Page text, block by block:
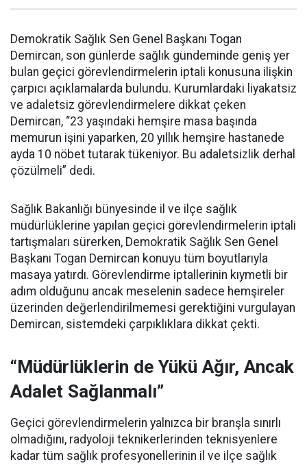
Demokratik Sağlık Sen Genel Başkanı Togan
Demircan, son günlerde sağlık gündeminde geniş yer
bulan geçici görevlendirmelerin iptali konusuna ilişkin
çarpıcı açıklamalarda bulundu. Kurumlardaki liyakatsiz
ve adaletsiz görevlendirmelere dikkat çeken
Demircan, “23 yaşındaki hemşire masa başında
memurun işini yaparken, 20 yıllık hemşire hastanede
ayda 10 nöbet tutarak tükeniyor. Bu adaletsizlik derhal
çözülmeli” dedi.
Sağlık Bakanlığı bünyesinde il ve ilçe sağlık
müdürlüklerine yapılan geçici görevlendirmelerin iptali
tartışmaları sürerken, Demokratik Sağlık Sen Genel
Başkanı Togan Demircan konuyu tüm boyutlarıyla
masaya yatırdı. Görevlendirme iptallerinin kıymetli bir
adım olduğunu ancak meselenin sadece hemşireler
üzerinden değerlendirilmemesi gerektiğini vurgulayan
Demircan, sistemdeki çarpıklıklara dikkat çekti.
“Müdürlüklerin de Yükü Ağır, Ancak
Adalet Sağlanmalı”
Geçici görevlendirmelerin yalnızca bir branşla sınırlı
olmadığını, radyoloji teknikerlerinden teknisyenlere
kadar tüm sağlık profesyonellerinin il ve ilçe sağlık